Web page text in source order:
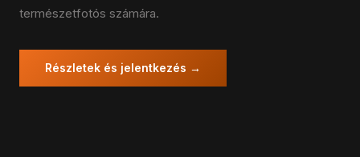
természetfotós számára.
Részletek és jelentkezés →